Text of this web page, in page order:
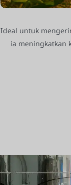
Ideal untuk
ia meningkatkan